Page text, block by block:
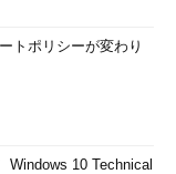
トポリシーが変わり
Windows 10 Technical